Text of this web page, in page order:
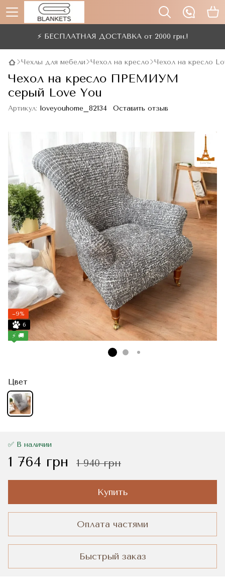
⚡ БЕСПЛАТНАЯ ДОСТАВКА от 2000 грн.!
Чехлы для мебели Чехол на кресло Чехол на кресло
Чехол на кресло ПРЕМИУМ
серый Love You
Артикул: loveyouhome_82134 Оставить отзыв
−9%
6
⚡ 🚚
Цвет
✅ В наличии
1 764 грн 1 940 грн
Купить
Оплата частями
Быстрый заказ